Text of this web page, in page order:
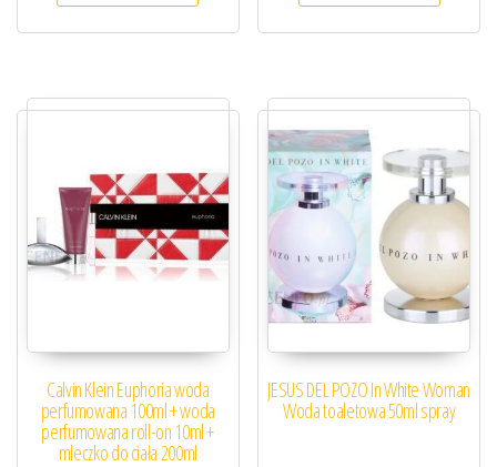
Calvin Klein Euphoria woda
perfumowana 100ml + woda
perfumowana roll-on 10ml +
mleczko do ciała 200ml
JESUS DEL POZO In White Woman
Woda toaletowa 50ml spray